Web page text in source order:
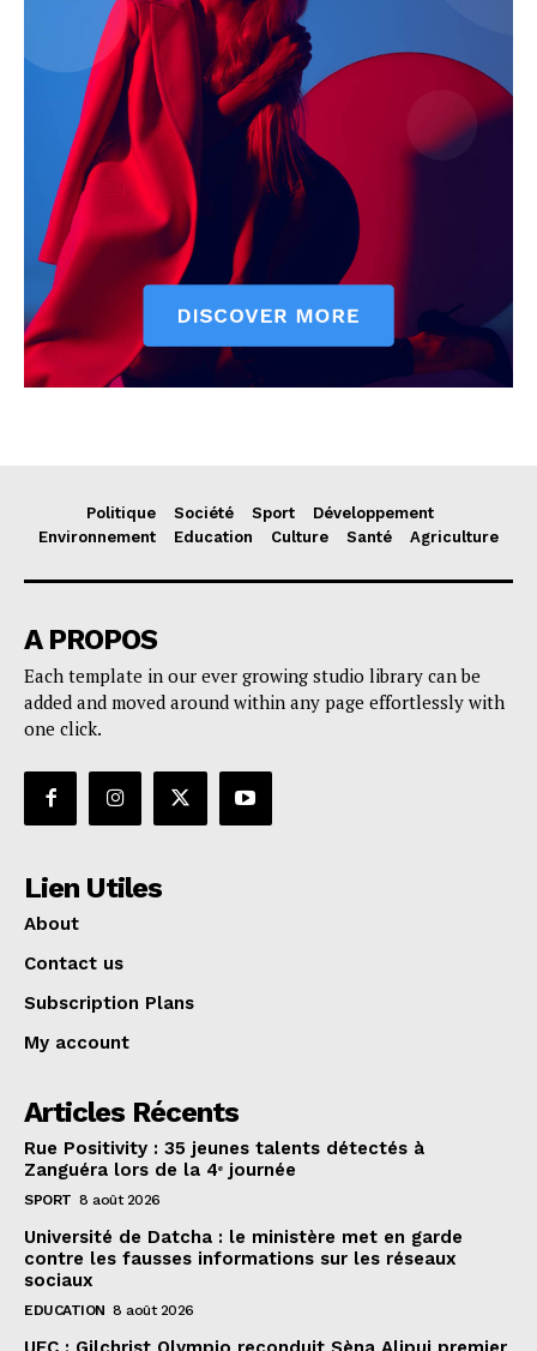
Politique Société Sport
Développement
Environnement
Education Culture Santé Agriculture
A PROPOS
Each template in our ever growing studio library can be
added and moved around within any page effortlessly with
one click.
Lien Utiles
About
Contact us
Subscription Plans
My account
Articles Récents
Rue Positivity : 35 jeunes talents détectés à
Zanguéra lors de la 4ᵉ journée
SPORT 8 août 2026
Université de Datcha : le ministère met en garde
contre les fausses informations sur les réseaux
sociaux
EDUCATION 8 août 2026